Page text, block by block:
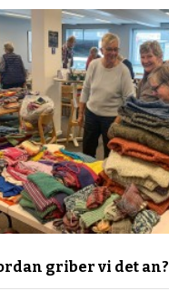
griber vi det an?